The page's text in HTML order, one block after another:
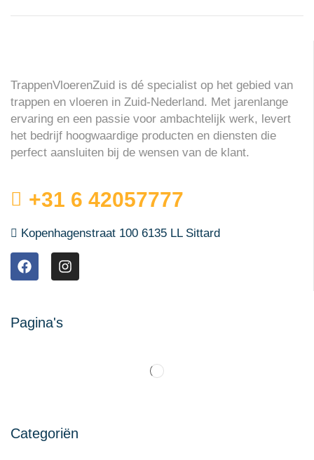
TrappenVloerenZuid is dé specialist op het gebied van
trappen en vloeren in Zuid-Nederland. Met jarenlange
ervaring en een passie voor ambachtelijk werk, levert
het bedrijf hoogwaardige producten en diensten die
perfect aansluiten bij de wensen van de klant.
+31 6 42057777
Kopenhagenstraat 100 6135 LL Sittard
Pagina's
Categoriën